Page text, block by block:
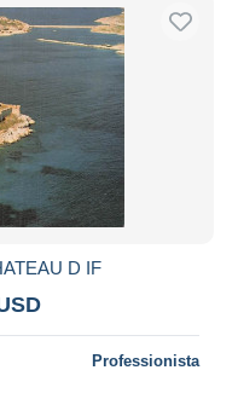
D IF
Professionista